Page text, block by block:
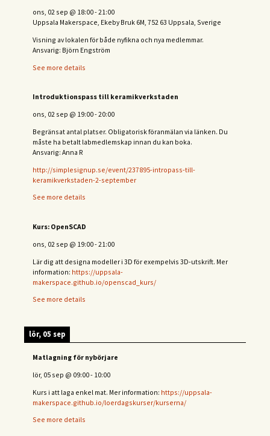
ons, 02 sep @ 18:00-21:00
Uppsala Makerspace, Ekeby Bruk 6M, 752 63 Uppsala, Sverige
Visning av lokalen för både nyfikna och nya medlemmar.
Ansvarig: Björn Engström
See more details
Introduktionspass till keramikverkstaden
ons, 02 sep @ 19:00-20:00
Begränsat antal platser. Obligatorisk föranmälan via länken. Du
måste ha betalt labmedlemskap innan du kan boka.
Ansvarig: Anna R
http://simplesignup.se/event/237895-intropass-till-
keramikverkstaden-2-september
See more details
Kurs: OpenSCAD
ons, 02 sep @ 19:00-21:00
Lär dig att designa modeller i 3D för exempelvis 3D-utskrift. Mer
information: https://uppsala-
makerspace.github.io/openscad_kurs/
See more details
lör, 05 sep
Matlagning för nybörjare
lör, 05 sep @ 09:00- 10:00
Kurs i att laga enkel mat. Mer information: https://uppsala-
makerspace.github.io/loerdagskurser/kurserna/
See more details